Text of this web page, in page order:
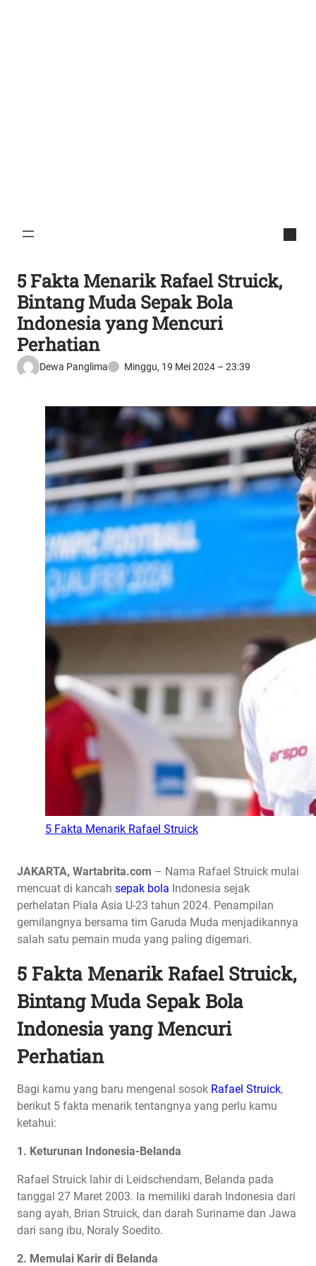
5 Fakta Menarik Rafael Struick,
Bintang Muda Sepak Bola
Indonesia yang Mencuri
Perhatian
Dewa Panglima Minggu, 19 Mei 2024 – 23:39
5 Fakta Menarik Rafael Struick
JAKARTA, Wartabrita.com – Nama Rafael Struick mulai
mencuat di kancah sepak bola Indonesia sejak
perhelatan Piala Asia U-23 tahun 2024. Penampilan
gemilangnya bersama tim Garuda Muda menjadikannya
salah satu pemain muda yang paling digemari.
5 Fakta Menarik Rafael Struick,
Bintang Muda Sepak Bola
Indonesia yang Mencuri
Perhatian
Bagi kamu yang baru mengenal sosok Rafael Struick,
berikut 5 fakta menarik tentangnya yang perlu kamu
ketahui:
1. Keturunan Indonesia-Belanda
Rafael Struick lahir di Leidschendam, Belanda pada
tanggal 27 Maret 2003. Ia memiliki darah Indonesia dari
sang ayah, Brian Struick, dan darah Suriname dan Jawa
dari sang ibu, Noraly Soedito.
2. Memulai Karir di Belanda